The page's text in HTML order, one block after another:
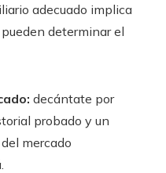
adecuado implica
determinar el
decántate por
probado y un
mercado